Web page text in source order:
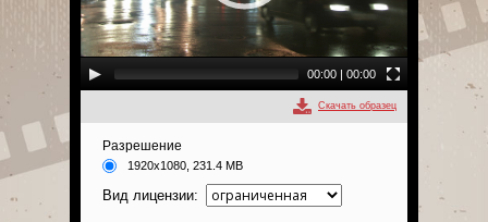
00:00 | 00:00
Скачать образец
Разрешение
1920x1080, 231.4 MB
Вид лицензии: